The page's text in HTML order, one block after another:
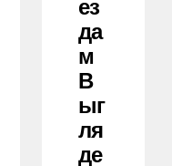
Ез
Да
М
В
Ыг
Ля
Де